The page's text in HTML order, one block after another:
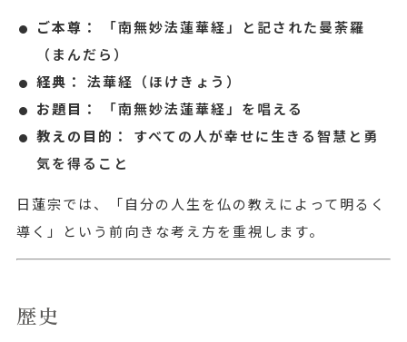
ご本尊：
「南無妙法蓮華経」と記された曼荼羅
（まんだら）
経典：
法華経（ほけきょう）
お題目：
「南無妙法蓮華経」を唱える
教えの目的：
すべての人が幸せに生きる智慧と勇
気を得ること
日蓮宗では、「自分の人生を仏の教えによって明るく
導く」という前向きな考え方を重視します。
歴史